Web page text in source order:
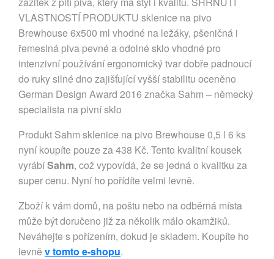
VLASTNOSTÍ PRODUKTU sklenice na pivo
Brewhouse 6x500 ml vhodné na ležáky, pšeničná i
řemeslná piva pevné a odolné sklo vhodné pro
intenzivní používání ergonomický tvar dobře padnoucí
do ruky silné dno zajišťující vyšší stabilitu oceněno
German Design Award 2016 značka Sahm – německý
specialista na pivní sklo
Produkt Sahm sklenice na pivo Brewhouse 0,5 l 6 ks
nyní koupíte pouze za 438 Kč. Tento kvalitní kousek
vyrábíSahm, což vypovídá, že se jedná o kvalitku za
super cenu. Nyní ho pořídíte velmi levně.
Zboží k vám domů, na poštu nebo na odběrná místa
může být doručeno již za několik málo okamžiků.
Neváhejte s pořízením, dokud je skladem. Koupíte ho
levně v tomto e-shopu.